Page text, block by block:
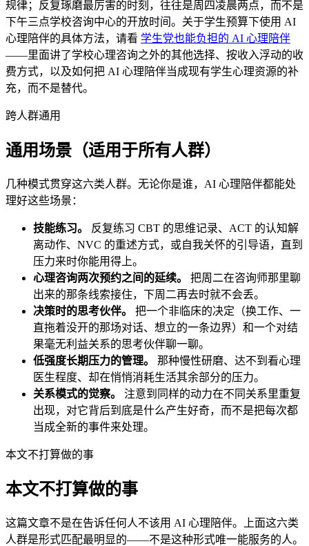
规律；反复琢磨最厉害的时刻，往往是周四凌晨两点，而不是
下午三点学校咨询中心的开放时间。关于学生预算下使用 AI
心理陪伴的具体方法，请看 学生党也能负担的 AI 心理陪伴
——里面讲了学校心理咨询之外的其他选择、按收入浮动的收
费方式，以及如何把 AI 心理陪伴当成现有学生心理资源的补
充，而不是替代。
跨人群通用
通用场景（适用于所有人群）
几种模式贯穿这六类人群。无论你是谁，AI 心理陪伴都能处
理好这些场景：
技能练习。
反复练习 CBT 的思维记录、ACT 的认知解
离动作、NVC 的重述方式，或自我关怀的引导语，直到
压力来时你能用得上。
心理咨询两次预约之间的延续。
把周二在咨询师那里聊
出来的那条线索接住，下周二再去时就不会丢。
决策时的思考伙伴。
把一个非临床的决定（换工作、一
直拖着没开的那场对话、想立的一条边界）和一个对结
果毫无利益关系的思考伙伴聊一聊。
低强度长期压力的管理。
那种慢性研磨、达不到看心理
医生程度、却在悄悄消耗生活其余部分的压力。
关系模式的觉察。
注意到同样的动力在不同关系里重复
出现，对它背后到底是什么产生好奇，而不是把每次都
当成全新的事件来处理。
本文不打算做的事
本文不打算做的事
这篇文章不是在告诉任何人不该用 AI 心理陪伴。上面这六类
人群是形式匹配最明显的——不是这种形式唯一能服务的人。